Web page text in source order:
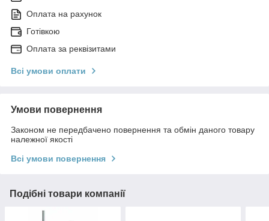
Оплата на рахунок
Готівкою
Оплата за реквізитами
Всі умови оплати
Умови повернення
Законом не передбачено повернення та обмін даного товару
належної якості
Всі умови повернення
Подібні товари компанії